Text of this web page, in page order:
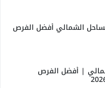
الشمالي أفضل الفرص
| أفضل الفرص